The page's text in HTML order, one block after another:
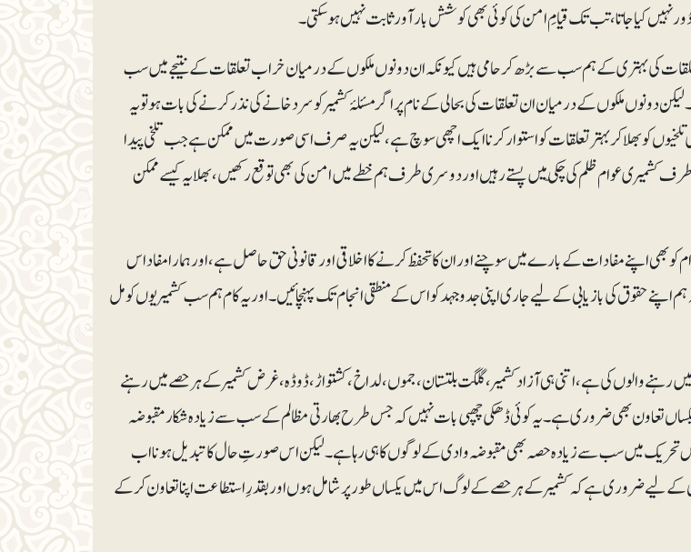
کیا جاتا، تب تک قیامِ امن کی کوئی بھی کوشش بارآور ثابت نہیں ہوسکتی۔
کی بہتری کے ہم سب سے بڑھ کر حامی ہیں کیونکہ ان دونوں ملکوں کے درمیان خراب تعلقات کے نتیجے میں سب
دونوں ملکوں کے درمیان ان تعلقات کی بحالی کے نام پر اگر مسئلۂ کشمیر کو سردخانے کی نذر کرنے کی بات ہو تو یہ
کو بھلا کر بہتر تعلقات کو استوار کرنا ایک اچھی سوچ ہے، لیکن یہ صرف اسی صورت میں ممکن ہے جب تلخی پیدا
کشمیری عوام ظلم کی چکّی میں پستے رہیں اور دوسری طرف ہم خطے میں امن کی بھی توقع رکھیں، بھلا یہ کیسے ممکن
بھی اپنے مفادات کے بارے میں سوچنے اور ان کا تحفظ کرنے کا اخلاقی اور قانونی حق حاصل ہے، اور ہمارا مفاد اس
اپنے حقوق کی بازیابی کے لیے جاری اپنی جدوجہد کو اس کے منطقی انجام تک پہنچائیں۔ اور یہ کام ہم سب کشمیریوں کو مل
رہنے والوں کی ہے، اتنی ہی آزادکشمیر، گلگت بلتستان، جموں، لداخ، کشتواڑ، ڈوڈہ، غرض کشمیر کے ہرحصے میں رہنے
تعاون بھی ضروری ہے۔ یہ کوئی ڈھکی چھپی بات نہیں کہ جس طرح بھارتی مظالم کے سب سے زیادہ شکار مقبوضہ
میں سب سے زیادہ حصہ بھی مقبوضہ وادی کے لوگوں کا ہی رہا ہے۔ لیکن اس صورتِ حال کا تبدیل ہونا اب
کے لیے ضروری ہے کہ کشمیر کے ہرحصے کے لوگ اس میں یکساں طورپر شامل ہوں اور بقدرِ استطاعت اپنا تعاون کرکے